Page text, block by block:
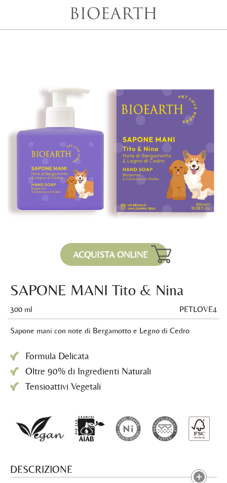
ACQUISTA ONLINE
SAPONE MANI Tito & Nina
300 ml PETLOVE4
Sapone mani con note di Bergamotto e Legno di Cedro
Formula Delicata
Oltre 90% di Ingredienti Naturali
Tensioattivi Vegetali
DESCRIZIONE